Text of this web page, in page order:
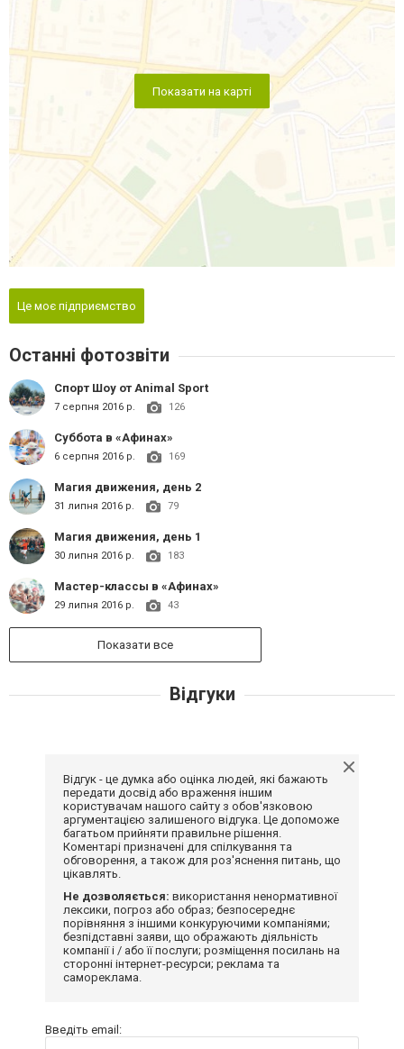
Показати на карті
Це моє підприємство
Останні фотозвіти
Спорт Шоу от Animal Sport
7 серпня 2016 р. 126
Суббота в «Афинах»
6 серпня 2016 р. 169
Магия движения, день 2
31 липня 2016 р. 79
Магия движения, день 1
30 липня 2016 р. 183
Мастер-классы в «Афинах»
29 липня 2016 р. 43
Показати все
Відгуки
Відгук - це думка або оцінка людей, які бажають
передати досвід або враження іншим
користувачам нашого сайту з обов'язковою
аргументацією залишеного відгука. Це допоможе
багатьом прийняти правильне рішення.
Коментарі призначені для спілкування та
обговорення, а також для роз'яснення питань, що
цікавлять.
Не дозволяється: використання ненормативної
лексики, погроз або образ; безпосереднє
порівняння з іншими конкуруючими компаніями;
безпідставні заяви, що ображають діяльність
компанії і / або її послуги; розміщення посилань на
сторонні інтернет-ресурси; реклама та
самореклама.
Введіть email: